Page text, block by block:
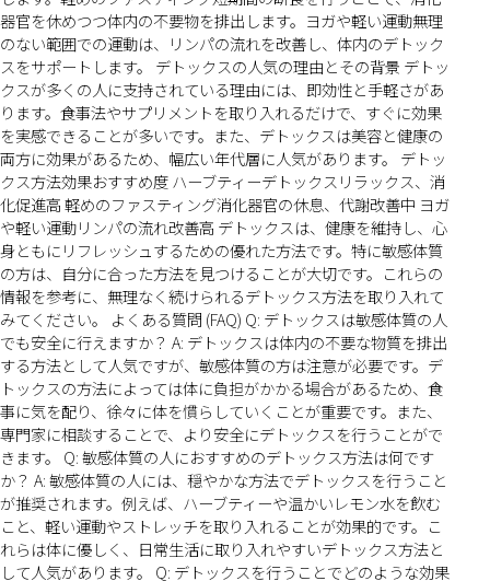
器官を休めつつ体内の不要物を排出します。ヨガや軽い運動無理
のない範囲での運動は、リンパの流れを改善し、体内のデトック
スをサポートします。 デトックスの人気の理由とその背景 デトッ
クスが多くの人に支持されている理由には、即効性と手軽さがあ
ります。食事法やサプリメントを取り入れるだけで、すぐに効果
を実感できることが多いです。また、デトックスは美容と健康の
両方に効果があるため、幅広い年代層に人気があります。 デトッ
クス方法効果おすすめ度 ハーブティーデトックスリラックス、消
化促進高 軽めのファスティング消化器官の休息、代謝改善中 ヨガ
や軽い運動リンパの流れ改善高 デトックスは、健康を維持し、心
身ともにリフレッシュするための優れた方法です。特に敏感体質
の方は、自分に合った方法を見つけることが大切です。これらの
情報を参考に、無理なく続けられるデトックス方法を取り入れて
みてください。 よくある質問 (FAQ) Q: デトックスは敏感体質の人
でも安全に行えますか？ A: デトックスは体内の不要な物質を排出
する方法として人気ですが、敏感体質の方は注意が必要です。デ
トックスの方法によっては体に負担がかかる場合があるため、食
事に気を配り、徐々に体を慣らしていくことが重要です。また、
専門家に相談することで、より安全にデトックスを行うことがで
きます。 Q: 敏感体質の人におすすめのデトックス方法は何です
か？ A: 敏感体質の人には、穏やかな方法でデトックスを行うこと
が推奨されます。例えば、ハーブティーや温かいレモン水を飲む
こと、軽い運動やストレッチを取り入れることが効果的です。こ
れらは体に優しく、日常生活に取り入れやすいデトックス方法と
して人気があります。 Q: デトックスを行うことでどのような効果